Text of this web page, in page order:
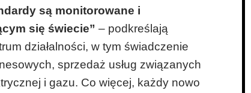
są monitorowane i
się świecie” – podkreślają
działalności, w tym świadczenie
sprzedaż usług związanych
i gazu. Co więcej, każdy nowo